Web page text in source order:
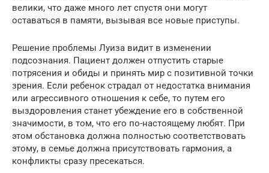
велики, что даже много лет спустя они могут
оставаться в памяти, вызывая все новые приступы.
Решение проблемы Луиза видит в изменении
подсознания. Пациент должен отпустить старые
потрясения и обиды и принять мир с позитивной точки
зрения. Если ребенок страдал от недостатка внимания
или агрессивного отношения к себе, то путем его
выздоровления станет убеждение его в собственной
значимости, в том, что его по-настоящему любят. При
этом обстановка должна полностью соответствовать
этому, в семье должна присутствовать гармония, а
конфликты сразу пресекаться.